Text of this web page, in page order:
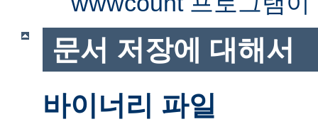
문서 저장에 대해서
바이너리 파일